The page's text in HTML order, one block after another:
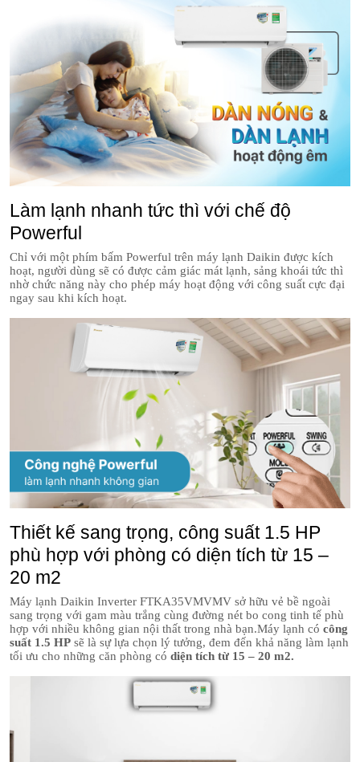
Làm lạnh nhanh tức thì với chế độ
Powerful
Chỉ với một phím bấm Powerful trên máy lạnh Daikin được kích
hoạt, người dùng sẽ có được cảm giác mát lạnh, sảng khoái tức thì
nhờ chức năng này cho phép máy hoạt động với công suất cực đại
ngay sau khi kích hoạt.
Thiết kế sang trọng, công suất 1.5 HP
phù hợp với phòng có diện tích từ 15 –
20 m2
Máy lạnh Daikin Inverter FTKA35VMVMV sở hữu vẻ bề ngoài
sang trọng với gam màu trắng cùng đường nét bo cong tinh tế phù
hợp với nhiều không gian nội thất trong nhà bạn.Máy lạnh có công
suất 1.5 HP sẽ là sự lựa chọn lý tưởng, đem đến khả năng làm lạnh
tối ưu cho những căn phòng có diện tích từ 15 – 20 m2.